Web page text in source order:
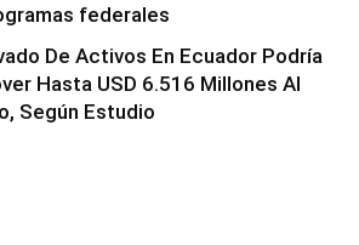
federales
De Activos En Ecuador Podría
Hasta USD 6.516 Millones Al
Según Estudio